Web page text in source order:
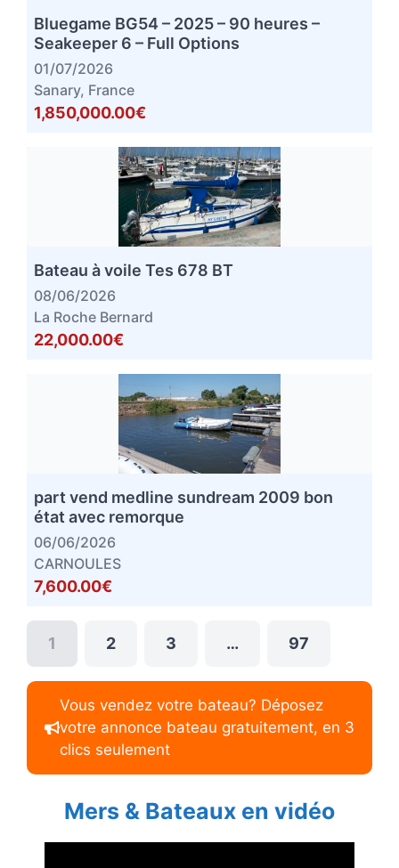
Bluegame BG54 – 2025 – 90 heures –
Seakeeper 6 – Full Options
01/07/2026
Sanary, France
1,850,000.00€
Bateau à voile Tes 678 BT
08/06/2026
La Roche Bernard
22,000.00€
part vend medline sundream 2009 bon
état avec remorque
06/06/2026
CARNOULES
7,600.00€
1 2 3 … 97
Vous vendez votre bateau? Déposez
votre annonce bateau gratuitement, en 3
clics seulement
Mers & Bateaux en vidéo